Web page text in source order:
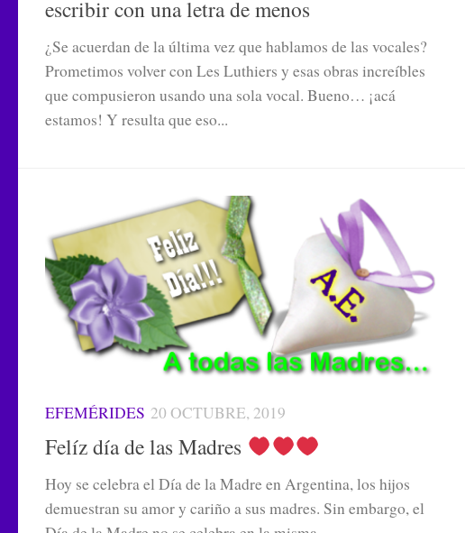
escribir con una letra de menos
¿Se acuerdan de la última vez que hablamos de las vocales?
Prometimos volver con Les Luthiers y esas obras increíbles
que compusieron usando una sola vocal. Bueno… ¡acá
estamos! Y resulta que eso...
EFEMÉRIDES 20 OCTUBRE, 2019
Felíz día de las Madres
Hoy se celebra el Día de la Madre en Argentina, los hijos
demuestran su amor y cariño a sus madres. Sin embargo, el